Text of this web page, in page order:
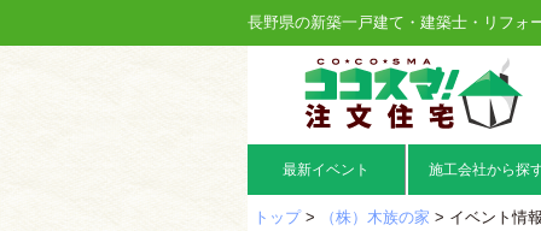
長野県の新築一戸建て・建築士・リフォ
最新イベント 施工会社から探
トップ> （株）木族の家 > イベント情